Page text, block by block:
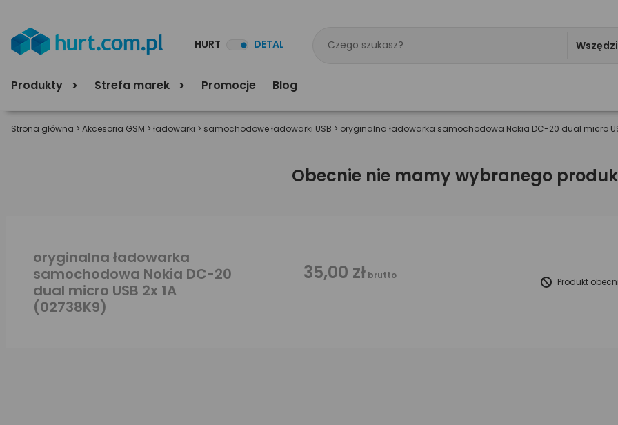
HURT DETAL
Produkty Strefa marek Promocje Blog
Strona główna > Akcesoria GSM > ładowarki > samochodowe ładowarki USB > oryginalna ładowarka samochodowa Nokia DC-20 dual micro
Obecnie nie mamy wybranego
oryginalna ładowarka
samochodowa Nokia DC-20
dual micro USB 2x 1A
(02738K9)
35,00 zł brutto
Produkt